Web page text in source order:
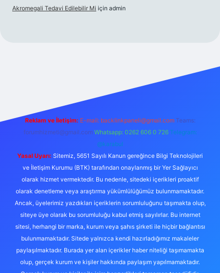
Akromegali Tedavi Edilebilir Mi için admin
Reklam ve İletişim: E-mail: backlinkpaneli@gmail.com Teams:
forumhizmeti@gmail.com Whatsapp: 0262 606 0 726 Telegram:
@karabul
Yasal Uyarı: Sitemiz, 5651 Sayılı Kanun gereğince Bilgi Teknolojileri
ve İletişim Kurumu (BTK) tarafından onaylanmış bir Yer Sağlayıcı
olarak hizmet vermektedir. Bu nedenle, sitedeki içerikleri proaktif
olarak denetleme veya araştırma yükümlülüğümüz bulunmamaktadır.
Ancak, üyelerimiz yazdıkları içeriklerin sorumluluğunu taşımakta olup,
siteye üye olarak bu sorumluluğu kabul etmiş sayılırlar. Bu internet
sitesi, herhangi bir marka, kurum veya şahıs şirketi ile hiçbir bağlantısı
bulunmamaktadır. Sitede yalnızca kendi hazırladığımız makaleler
paylaşılmaktadır. Burada yer alan içerikler haber niteliği taşımamakta
olup, gerçek kurum ve kişiler hakkında paylaşım yapılmamaktadır.